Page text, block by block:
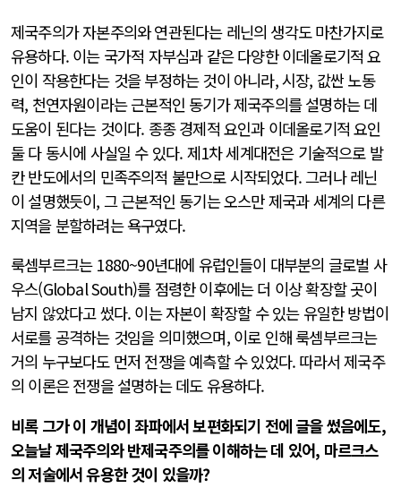
제국주의가 자본주의와 연관된다는 레닌의 생각도 마찬가지로
유용하다. 이는 국가적 자부심과 같은 다양한 이데올로기적 요
인이 작용한다는 것을 부정하는 것이 아니라, 시장, 값싼 노동
력, 천연자원이라는 근본적인 동기가 제국주의를 설명하는 데
도움이 된다는 것이다. 종종 경제적 요인과 이데올로기적 요인
둘 다 동시에 사실일 수 있다. 제1차 세계대전은 기술적으로 발
칸 반도에서의 민족주의적 불만으로 시작되었다. 그러나 레닌
이 설명했듯이, 그 근본적인 동기는 오스만 제국과 세계의 다른
지역을 분할하려는 욕구였다.
룩셈부르크는 1880~90년대에 유럽인들이 대부분의 글로벌 사
우스(Global South)를 점령한 이후에는 더 이상 확장할 곳이
남지 않았다고 썼다. 이는 자본이 확장할 수 있는 유일한 방법이
서로를 공격하는 것임을 의미했으며, 이로 인해 룩셈부르크는
거의 누구보다도 먼저 전쟁을 예측할 수 있었다. 따라서 제국주
의 이론은 전쟁을 설명하는 데도 유용하다.
비록 그가 이 개념이 좌파에서 보편화되기 전에 글을 썼음에도,
오늘날 제국주의와 반제국주의를 이해하는 데 있어, 마르크스
의 저술에서 유용한 것이 있을까?